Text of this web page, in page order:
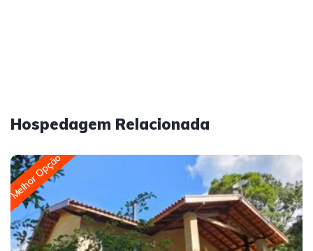
Hospedagem Relacionada
Melhor Opção